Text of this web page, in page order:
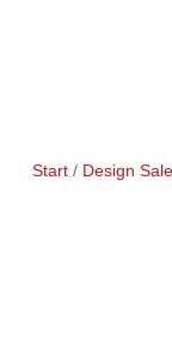
Start / Design Sale